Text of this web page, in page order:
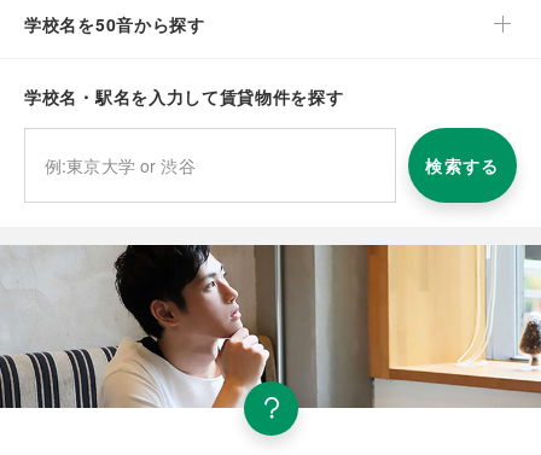
学校名を50音から探す
学校名・駅名を入力して賃貸物件を探す
検索する